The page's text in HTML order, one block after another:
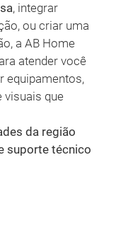
, integrar
ou criar uma
a AB Home
atender você
equipamentos,
visuais que
da região
suporte técnico